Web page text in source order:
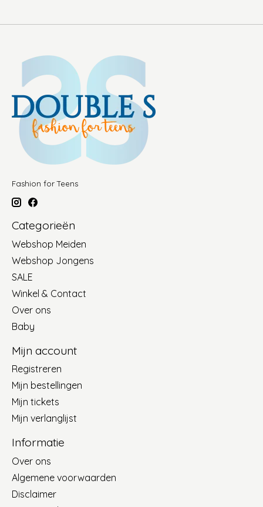
Fashion for Teens
Categorieën
Webshop Meiden
Webshop Jongens
SALE
Winkel & Contact
Over ons
Baby
Mijn account
Registreren
Mijn bestellingen
Mijn tickets
Mijn verlanglijst
Informatie
Over ons
Algemene voorwaarden
Disclaimer